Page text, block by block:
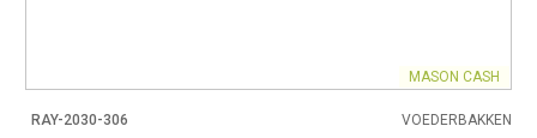
MASON CASH
RAY-2030-306 VOEDERBAKKEN